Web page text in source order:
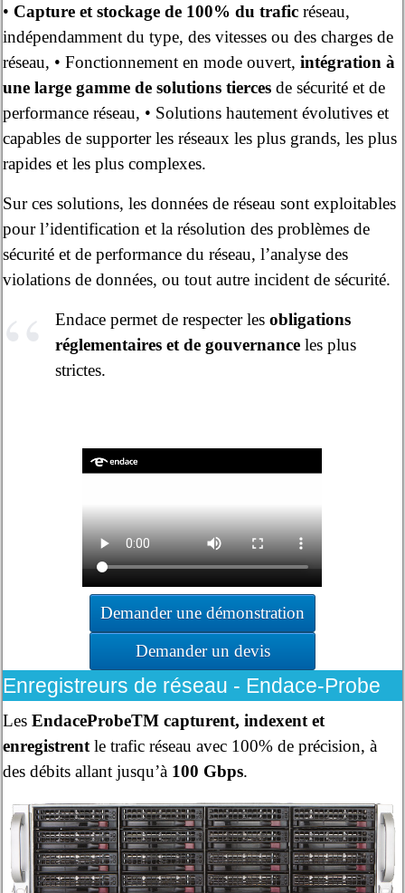
• Capture et stockage de 100% du trafic réseau,
indépendamment du type, des vitesses ou des charges de
réseau, • Fonctionnement en mode ouvert, intégration à
une large gamme de solutions tierces de sécurité et de
performance réseau, • Solutions hautement évolutives et
capables de supporter les réseaux les plus grands, les plus
rapides et les plus complexes.
Sur ces solutions, les données de réseau sont exploitables
pour l’identification et la résolution des problèmes de
sécurité et de performance du réseau, l’analyse des
violations de données, ou tout autre incident de sécurité.
Endace permet de respecter les obligations
réglementaires et de gouvernanceles plus
strictes.
Demander une démonstration
Demander un devis
Enregistreurs de réseau - Endace-Probe
Les EndaceProbeTM capturent, indexent et
enregistrent le trafic réseau avec 100% de précision, à
des débits allant jusqu’à 100 Gbps.